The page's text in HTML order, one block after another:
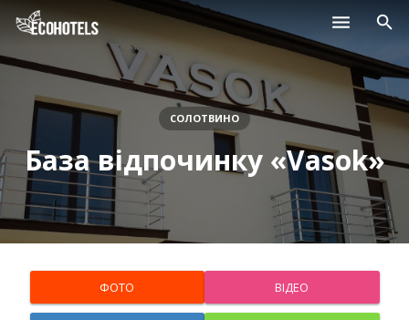
Населені пункти
Курорти
Дитячі табори
Магазини
Нерухомість
База відпочинку «Vasok»
СОЛОТВИНО
ФОТО ВІДЕО